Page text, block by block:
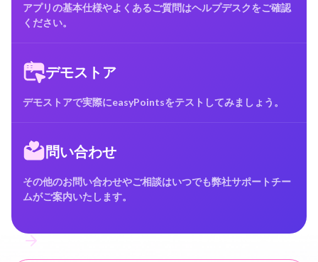
アプリの基本仕様やよくあるご質問はヘルプデスクをご確認
ください。
デモストア
デモストアで実際にeasyPointsをテストしてみましょう。
問い合わせ
その他のお問い合わせやご相談はいつでも弊社サポートチー
ムがご案内いたします。